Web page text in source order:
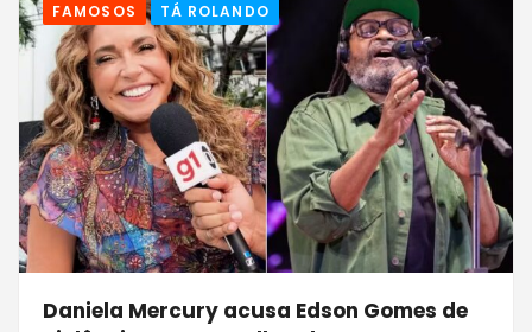
FAMOSOS TÁ ROLANDO
Daniela Mercury acusa Edson Gomes de